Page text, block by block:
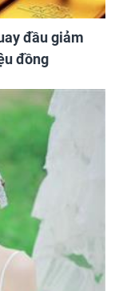
đầu giảm
đồng